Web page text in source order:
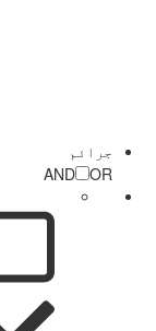
جرائم
AND
OR